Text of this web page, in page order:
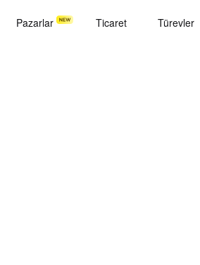
Pazarlar Ticaret Türevler